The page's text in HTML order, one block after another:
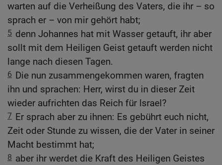
warten auf die Verheißung des Vaters, die ihr – so
sprach er – von mir gehört habt;
5 denn Johannes hat mit Wasser getauft, ihr aber
sollt mit dem Heiligen Geist getauft werden nicht
lange nach diesen Tagen.
6 Die nun zusammengekommen waren, fragten
ihn und sprachen: Herr, wirst du in dieser Zeit
wieder aufrichten das Reich für Israel?
7 Er sprach aber zu ihnen: Es gebührt euch nicht,
Zeit oder Stunde zu wissen, die der Vater in seiner
Macht bestimmt hat;
8 aber ihr werdet die Kraft des Heiligen Geistes